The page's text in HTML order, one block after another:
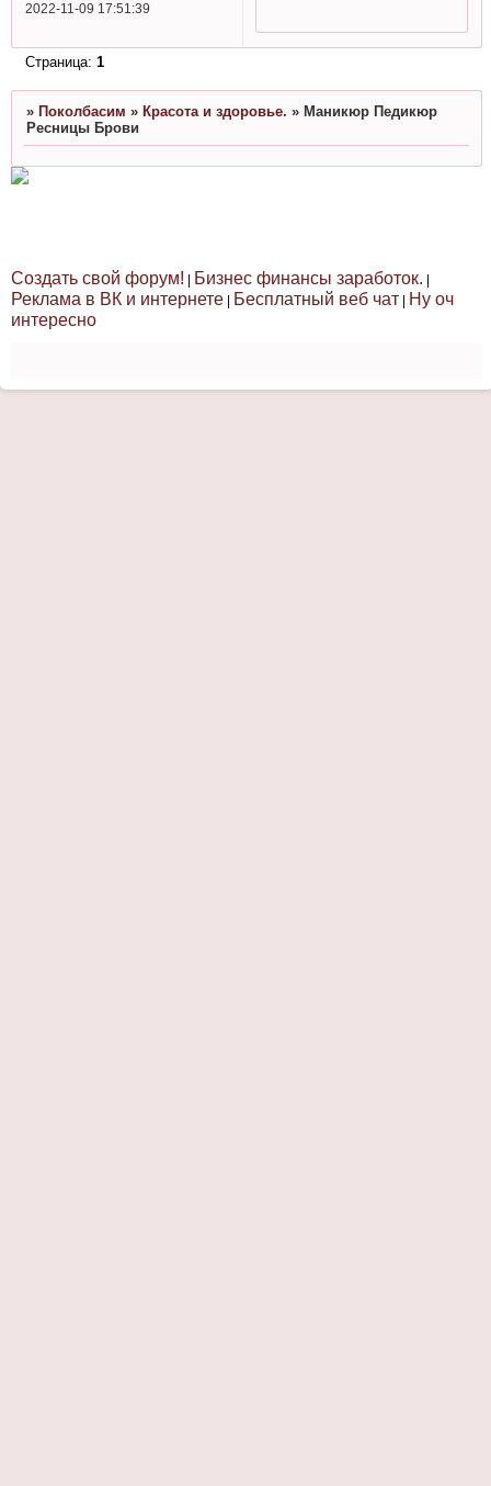
2022-11-09 17:51:39
Страница: 1
» Поколбасим » Красота и здоровье. » Маникюр Педикюр
Ресницы Брови
Создать свой форум! | Бизнес финансы заработок. |
Реклама в ВК и интернете | Бесплатный веб чат | Ну оч
интересно